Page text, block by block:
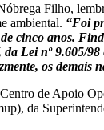
Filho,
ambiental. “Foi
cinco anos.
Lei nº 9.605/
os demais
de Apoio
da